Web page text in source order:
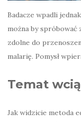
Badacze wpadli
można by spróbować
zdolne do
malarię. Pomysł
Temat
Jak widzicie metoda